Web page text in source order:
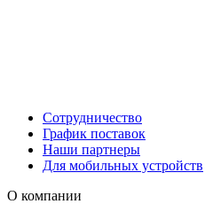
Сотрудничество
График поставок
Наши партнеры
Для мобильных устройств
О компании